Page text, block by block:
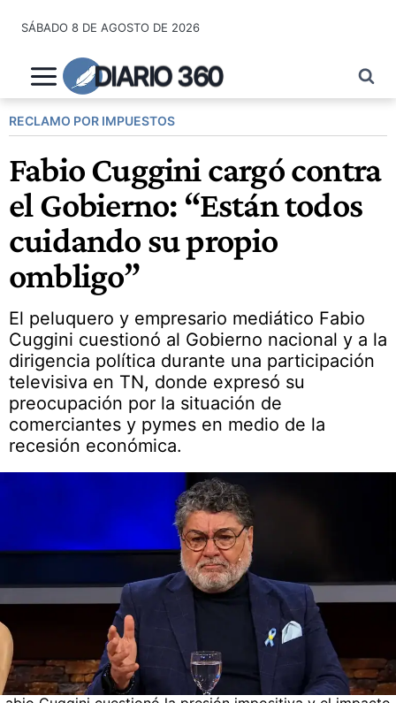
contenido
SÁBADO 8 DE AGOSTO DE 2026
DIARIO 360
RECLAMO POR IMPUESTOS
Fabio Cuggini cargó contra
el Gobierno: “Están todos
cuidando su propio
ombligo”
El peluquero y empresario mediático Fabio
Cuggini cuestionó al Gobierno nacional y a la
dirigencia política durante una participación
televisiva en TN, donde expresó su
preocupación por la situación de
comerciantes y pymes en medio de la
recesión económica.